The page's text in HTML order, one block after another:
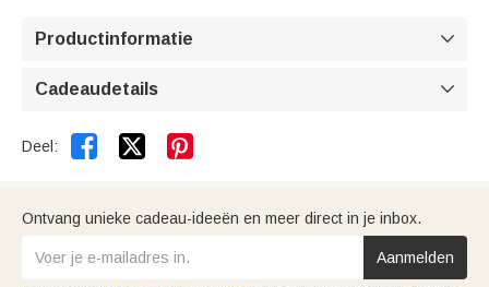
Productinformatie 
Cadeaudetails 
Deel:  
Ontvang unieke cadeau-ideeën en meer direct in je inbox.
Aanmelden